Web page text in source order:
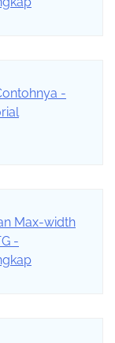
-
Max-width
-